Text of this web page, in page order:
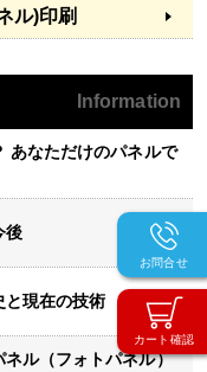
カート確認
お問合せ
ル)印刷
Information
あなただけのパネルで
後
と現在の技術
ル（フォトパネル）